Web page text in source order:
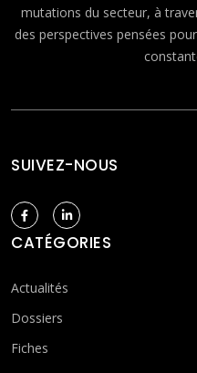
mutations du secteur, à
des perspectives pensées
SUIVEZ-NOUS
CATÉGORIES
Actualités
Dossiers
Fiches